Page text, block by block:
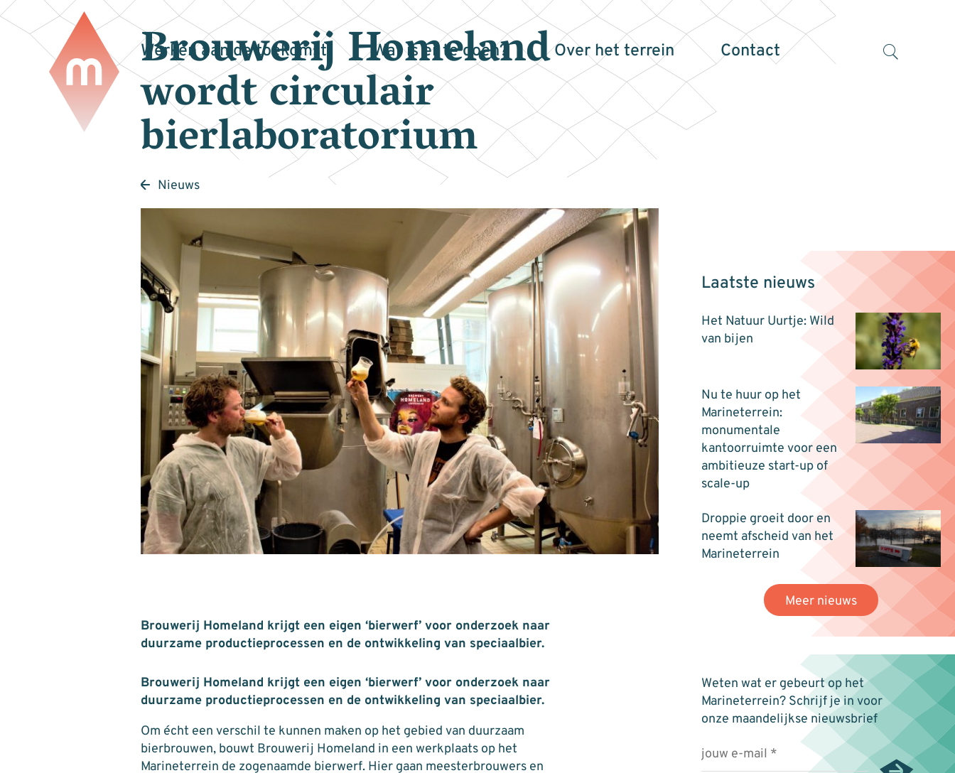
Werken aan de toekomst Wat is er te doen? Over het terrein Contact
Brouwerij Homeland
wordt circulair
bierlaboratorium
Nieuws
Brouwerij Homeland krijgt een eigen ‘bierwerf’ voor onderzoek naar
duurzame productieprocessen en de ontwikkeling van speciaalbier.
Laatste nieuws
Het Natuur Uurtje: Wild
van bijen
Nu te huur op het
Marineterrein:
monumentale
kantoorruimte voor een
ambitieuze start-up of
scale-up
Droppie groeit door en
neemt afscheid van het
Marineterrein
Meer nieuws
Weten wat er gebeurt op het
Marineterrein? Schrijf je in voor
onze maandelijkse nieuwsbrief
Brouwerij Homeland krijgt een eigen ‘bierwerf’ voor onderzoek naar
duurzame productieprocessen en de ontwikkeling van speciaalbier.
Om écht een verschil te kunnen maken op het gebied van duurzaam
bierbrouwen, bouwt Brouwerij Homeland in een werkplaats op het
Marineterrein de zogenaamde bierwerf. Hier gaan meesterbrouwers en